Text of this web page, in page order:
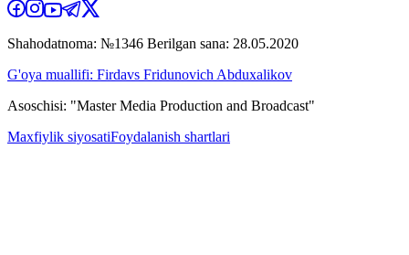
Shahodatnoma: №1346 Berilgan sana: 28.05.2020
G'oya muallifi: Firdavs Fridunovich Abduxalikov
Asoschisi: "Master Media Production and Broadcast"
Maxfiylik siyosatiFoydalanish shartlari